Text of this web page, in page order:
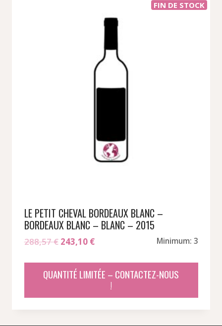
FIN DE STOCK
LE PETIT CHEVAL BORDEAUX BLANC –
BORDEAUX BLANC – BLANC – 2015
288,57€ Le
initial
était :
243,10 €Le
actuel
est :
Minimum: 3
QUANTITÉ LIMITÉE – CONTACTEZ-NOUS
!